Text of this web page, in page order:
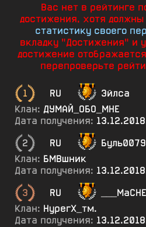
Вас нет в рейтинге
достижения, хотя
статистику своего
вкладку "Достижения" и
достижение
перепроверьте
1 RU
Эйлса
Клан: ДУМАЙ_ОБО_МНЕ
Дата получения:
2
RU
Клан: БМВшник
Дата получения:
3
RU
Клан: НурегХ_тм.
Дата получения: